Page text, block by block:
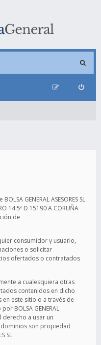
GENERAL ASESORES SL
14 5º D 15190 A CORUÑA
de
consumidor y usuario,
o solicitar
ofertados o contratados
a cualesquiera otras
contenidos en dicho
este sitio o a través de
BOLSA GENERAL
derecho a usar un
son propiedad
SL